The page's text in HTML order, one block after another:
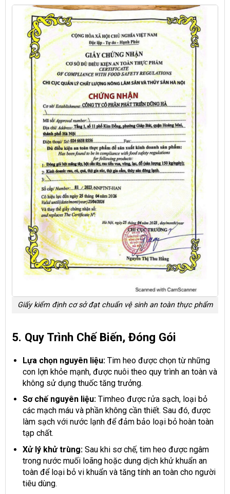
Giấy kiểm định cơ sở đạt chuẩn vệ sinh an toàn thực phẩm
5. Quy Trình Chế Biến, Đóng Gói
Lựa chọn nguyên liệu:Tim heo được chọn từ những
con lợn khỏe mạnh, được nuôi theo quy trình an toàn và
không sử dụng thuốc tăng trưởng.
Sơ chế nguyên liệu:Timheo được rửa sạch, loại bỏ
các mạch máu và phần không cần thiết. Sau đó, được
làm sạch với nước lạnh để đảm bảo loại bỏ hoàn toàn
tạp chất.
Xử lý khử trùng:Sau khi sơ chế, tim heo được ngâm
trong nước muối loãng hoặc dung dịch khử khuẩn an
toàn để loại bỏ vi khuẩn và tăng tính an toàn cho người
tiêu dùng.